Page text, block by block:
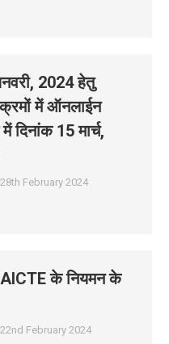
2024 हेतु
में ऑनलाईन
दिनांक 15 मार्च,
28th February 2024
के नियमन के
22nd February 2024